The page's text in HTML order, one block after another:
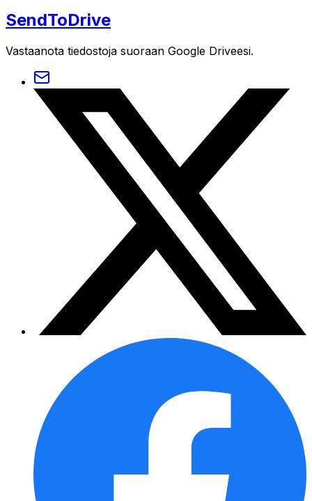
SendToDrive
Vastaanota tiedostoja suoraan Google Driveesi.